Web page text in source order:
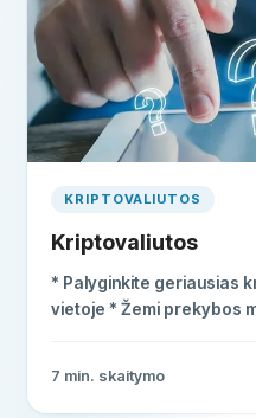
KRIPTOVALIUTOS
Kriptovaliutos
* Palyginkite geriausias
vietoje * Žemi prekybos
7 min. skaitymo